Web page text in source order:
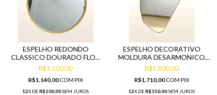
ESPELHO REDONDO
CLASSICO DOURADO FLOR
DE LIS BELISSIMO
R$1.200,00
R$1.140,00COM PIX
12X DER$100,00SEM JUROS
ESPELHO DECORATIVO
MOLDURA DESARMONICO
DOURADO FINO
ACABAMENTO
R$1.800,00
R$1.710,00COM PIX
12X DER$150,00SEM JUROS